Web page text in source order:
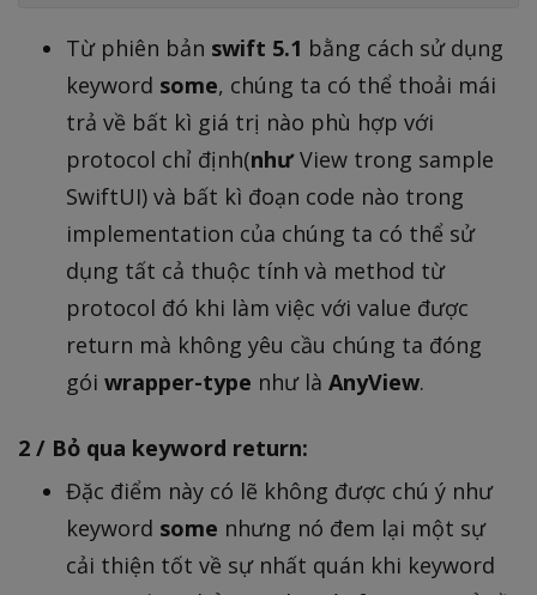
Từ phiên bản swift 5.1 bằng cách sử dụng
keyword some, chúng ta có thể thoải mái
trả về bất kì giá trị nào phù hợp với
protocol chỉ định(nhưView trong sample
SwiftUI) và bất kì đoạn code nào trong
implementation của chúng ta có thể sử
dụng tất cả thuộc tính và method từ
protocol đó khi làm việc với value được
return mà không yêu cầu chúng ta đóng
gói wrapper-type như là AnyView.
2 / Bỏ qua keyword return:
Đặc điểm này có lẽ không được chú ý như
keyword some nhưng nó đem lại một sự
cải thiện tốt về sự nhất quán khi keyword